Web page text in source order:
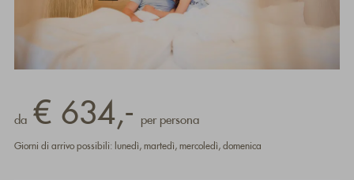
da € 634,- per persona
Giorni di arrivo possibili: lunedì, martedì, mercoledì, domenica